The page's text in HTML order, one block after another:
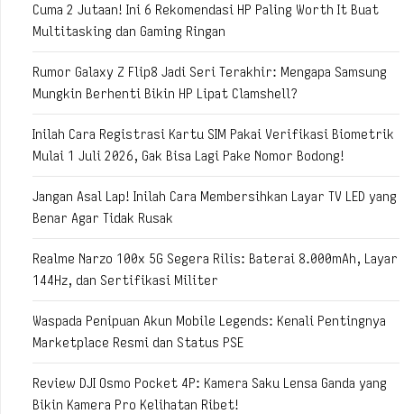
Cuma 2 Jutaan! Ini 6 Rekomendasi HP Paling Worth It Buat
Multitasking dan Gaming Ringan
Rumor Galaxy Z Flip8 Jadi Seri Terakhir: Mengapa Samsung
Mungkin Berhenti Bikin HP Lipat Clamshell?
Inilah Cara Registrasi Kartu SIM Pakai Verifikasi Biometrik
Mulai 1 Juli 2026, Gak Bisa Lagi Pake Nomor Bodong!
Jangan Asal Lap! Inilah Cara Membersihkan Layar TV LED yang
Benar Agar Tidak Rusak
Realme Narzo 100x 5G Segera Rilis: Baterai 8.000mAh, Layar
144Hz, dan Sertifikasi Militer
Waspada Penipuan Akun Mobile Legends: Kenali Pentingnya
Marketplace Resmi dan Status PSE
Review DJI Osmo Pocket 4P: Kamera Saku Lensa Ganda yang
Bikin Kamera Pro Kelihatan Ribet!